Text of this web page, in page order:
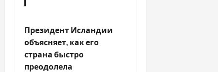
Президент Исландии
объясняет, как его
страна быстро
преодолела